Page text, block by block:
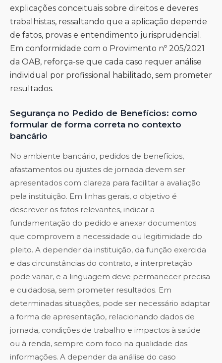
explicações conceituais sobre direitos e deveres
trabalhistas, ressaltando que a aplicação depende
de fatos, provas e entendimento jurisprudencial.
Em conformidade com o Provimento nº 205/2021
da OAB, reforça-se que cada caso requer análise
individual por profissional habilitado, sem prometer
resultados.
Segurança no Pedido de Benefícios: como
formular de forma correta no contexto
bancário
No ambiente bancário, pedidos de benefícios,
afastamentos ou ajustes de jornada devem ser
apresentados com clareza para facilitar a avaliação
pela instituição. Em linhas gerais, o objetivo é
descrever os fatos relevantes, indicar a
fundamentação do pedido e anexar documentos
que comprovem a necessidade ou legitimidade do
pleito. A depender da instituição, da função exercida
e das circunstâncias do contrato, a interpretação
pode variar, e a linguagem deve permanecer precisa
e cuidadosa, sem prometer resultados. Em
determinadas situações, pode ser necessário adaptar
a forma de apresentação, relacionando dados de
jornada, condições de trabalho e impactos à saúde
ou à renda, sempre com foco na qualidade das
informações. A depender da análise do caso